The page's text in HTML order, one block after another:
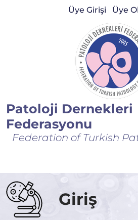
Patoloji Dernekleri
Federasyonu
Federation of Turkish
Üye Girişi Üye Ol
Giriş